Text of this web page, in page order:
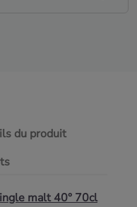
du produit
malt 40° 70cl